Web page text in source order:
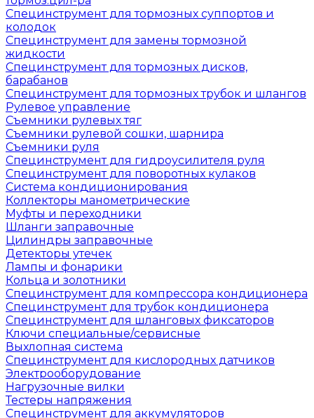
Специнструмент для тормозных суппортов и
колодок
Специнструмент для замены тормозной
жидкости
Специнструмент для тормозных дисков,
барабанов
Специнструмент для тормозных трубок и шлангов
Рулевое управление
Съемники рулевых тяг
Съемники рулевой сошки, шарнира
Съемники руля
Специнструмент для гидроусилителя руля
Специнструмент для поворотных кулаков
Система кондиционирования
Коллекторы манометрические
Муфты и переходники
Шланги заправочные
Цилиндры заправочные
Детекторы утечек
Лампы и фонарики
Кольца и золотники
Специнструмент для компрессора кондиционера
Специнструмент для трубок кондиционера
Специнструмент для шланговых фиксаторов
Ключи специальные/сервисные
Выхлопная система
Специнструмент для кислородных датчиков
Электрооборудование
Нагрузочные вилки
Тестеры напряжения
Специнструмент для аккумуляторов